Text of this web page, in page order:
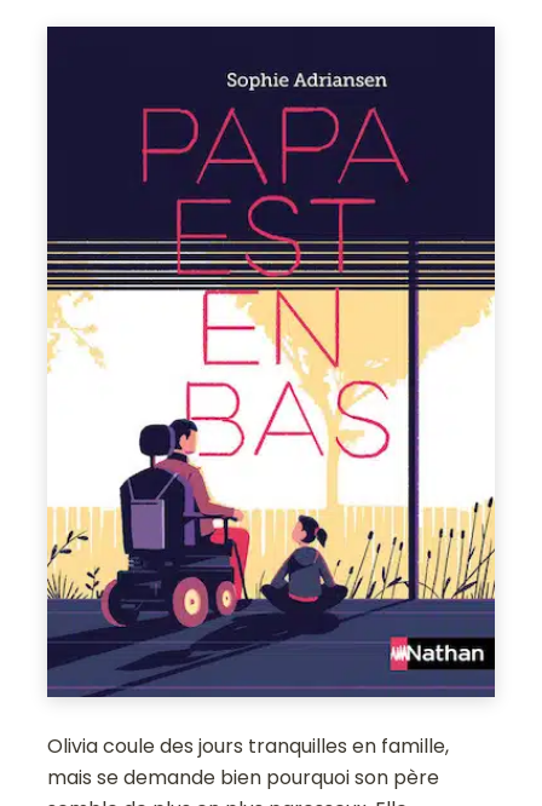
Olivia coule des jours tranquilles en famille,
mais se demande bien pourquoi son père